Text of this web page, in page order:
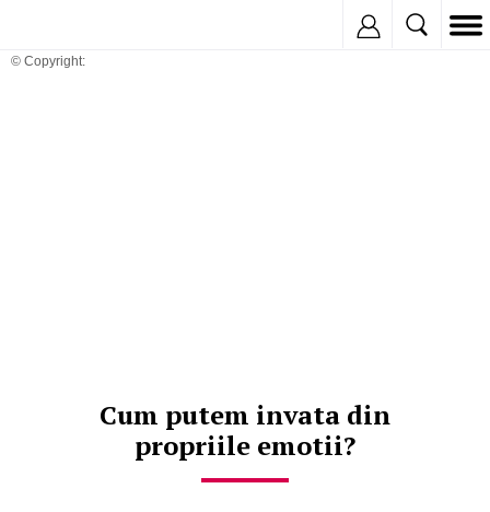
© Copyright:
Cum putem invata din
propriile emotii?